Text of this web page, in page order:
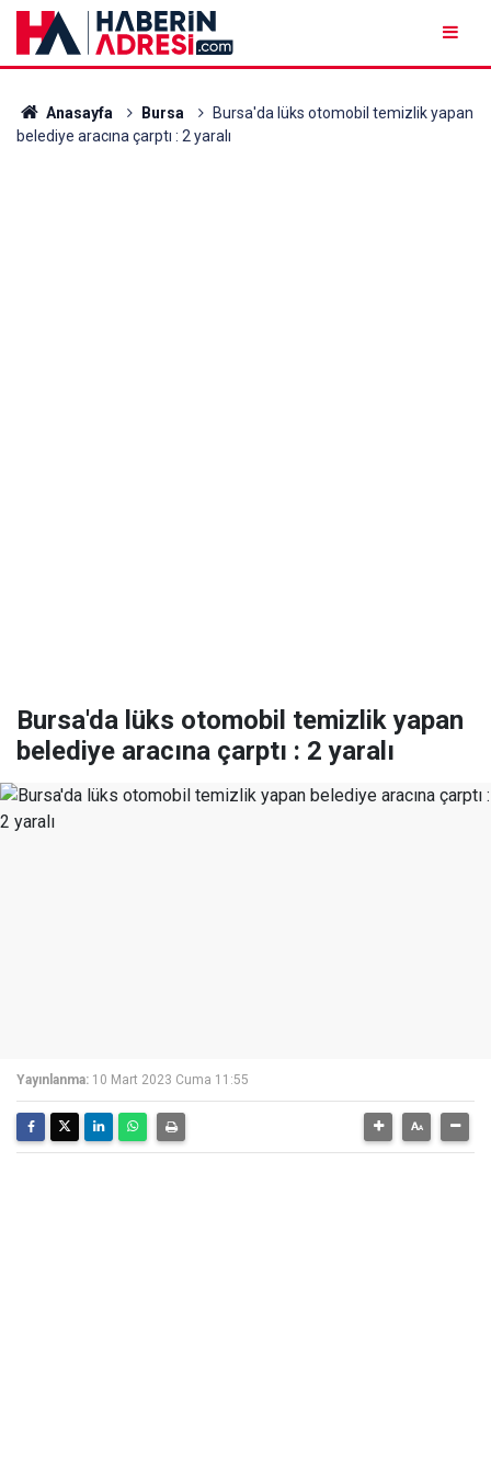
Anasayfa Bursa
Bursa'da lüks otomobil temizlik yapan
belediye aracına çarptı : 2 yaralı
Bursa'da lüks otomobil temizlik yapan
belediye aracına çarptı : 2 yaralı
Yayınlanma: 10 Mart 2023 Cuma 11:55